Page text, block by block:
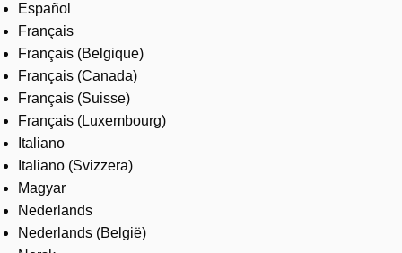
Español
Français
Français (Belgique)
Français (Canada)
Français (Suisse)
Français (Luxembourg)
Italiano
Italiano (Svizzera)
Magyar
Nederlands
Nederlands (België)